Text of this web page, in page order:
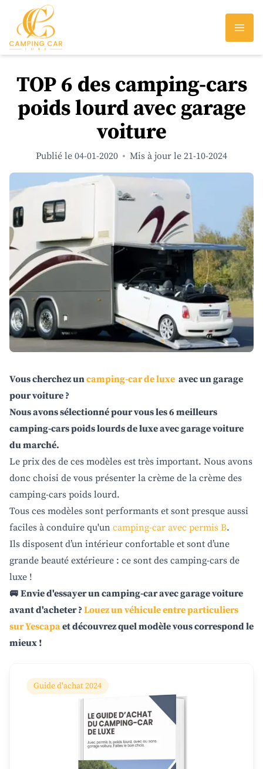
TOP 6 des camping-cars
poids lourd avec garage
voiture
Publié le 04-01-2020 Mis à jour le 21-10-2024
Vous cherchez uncamping-car de luxe avec un garage
pour voiture ?
Nous avons sélectionné pour vous les 6 meilleurs
camping-cars poids lourds de luxe avec garage voiture
du marché.
Le prix des de ces modèles est très important. Nous avons
donc choisi de vous présenter la crème de la crème des
camping-cars poids lourd.
Tous ces modèles sont performants et sont presque aussi
faciles à conduire qu'un camping-car avec permis B.
Ils disposent d’un intérieur confortable et sont d’une
grande beauté extérieure : ce sont des camping-cars de
luxe !
🚐 Envie d'essayer un camping-car avec garage voiture
avant d'acheter ?Louez un véhicule entre particuliers
sur Yescapaet découvrez quel modèle vous correspond le
mieux !
Guide d'achat 2024